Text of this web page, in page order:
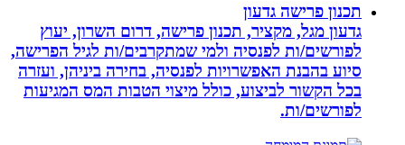
תכנון פרישה גדעון
גדעון מגל, מקציר, תכנון פרישה, דרום השרון, יעוץ
לפורשים/ות לפנסיה ולמי שמתקרבים/ות לגיל הפרישה,
סיוע בהבנת האפשרויות לפנסיה, בחירה ביניהן, ועזרה
בכל הקשור לביצוע, כולל מיצוי הטבות המס המגיעות
לפורשים/ות.